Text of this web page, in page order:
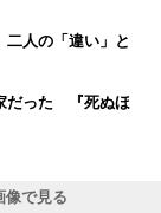
人の「違い」と
だった 『死ぬほ
像で見る